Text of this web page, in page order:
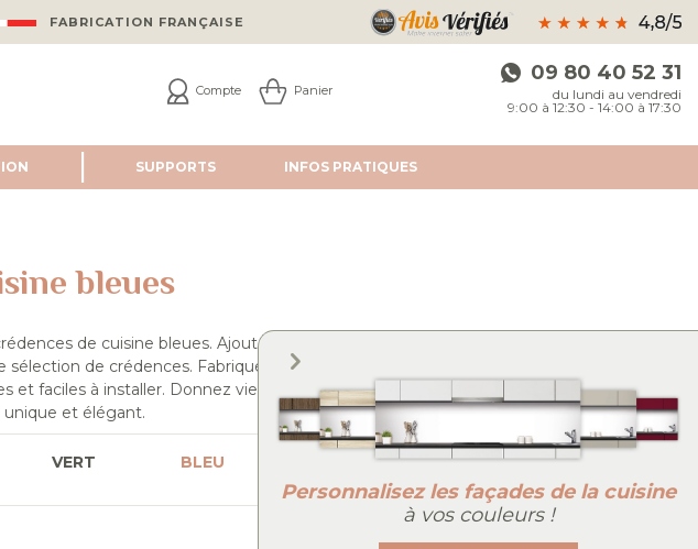
FABRICATION FRANÇAISE
Compte Panier
09 80 40 52 31
du lundi au vendredi
9:00 à 12:30 - 14:00 à 17:30
SUPPORTS INFOSPRATIQUES
Personnalisez les façades de la cuisine
à vos couleurs !
bleues
de cuisine bleues. Ajoutez une touche
de crédences. Fabriquées à partir de
et faciles à installer. Donnez vie à votre cuisine
unique et élégant.
VERT BLEU NOIR TRANSPARENT